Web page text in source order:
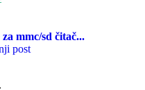
mmc/sd čitač...
post